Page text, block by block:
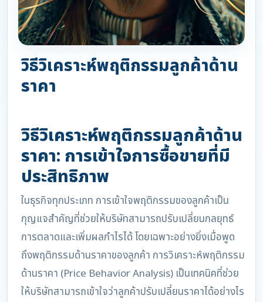
วิธีวิเคราะห์พฤติกรรมลูกค้าด้าน
ราคา
วิธีวิเคราะห์พฤติกรรมลูกค้าด้าน
ราคา: การเข้าใจการซื้อขายที่มี
ประสิทธิภาพ
ในธุรกิจทุกประเภท การเข้าใจพฤติกรรมของลูกค้าเป็น
กุญแจสำคัญที่ช่วยให้บริษัทสามารถปรับเปลี่ยนกลยุทธ์
การตลาดและเพิ่มผลกำไรได้ โดยเฉพาะอย่างยิ่งเมื่อพูด
ถึงพฤติกรรมด้านราคาของลูกค้า การวิเคราะห์พฤติกรรม
ด้านราคา (Price Behavior Analysis) เป็นเทคนิคที่ช่วย
ให้บริษัทสามารถเข้าใจว่าลูกค้าปรับเปลี่ยนราคาได้อย่างไร